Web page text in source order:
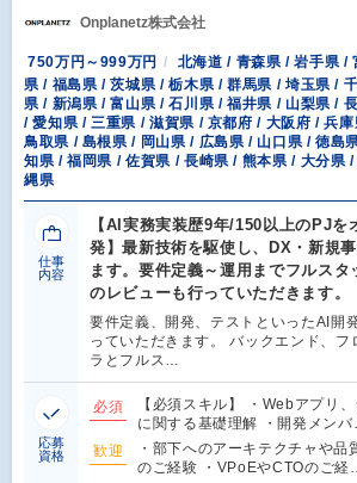
Onplanetz株式会社
750万円～999万円
北海道 / 青森県 / 岩手県 /
県 / 福島県 / 茨城県 / 栃木県 / 群馬県 / 埼玉県 /
県 / 新潟県 / 富山県 / 石川県 / 福井県 / 山梨県 /
/ 愛知県 / 三重県 / 滋賀県 / 京都府 / 大阪府 / 兵
鳥取県 / 島根県 / 岡山県 / 広島県 / 山口県 / 徳島
知県 / 福岡県 / 佐賀県 / 長崎県 / 熊本県 / 大分県
縄県
仕事
内容
【AI実務実装歴9年/150以上のPJを
発】最新技術を駆使し、DX・新規
ます。要件定義～運用までフルスタ
のレビューも行っていただきます。
要件定義、開発、テストといったAI開
っていただきます。 バックエンド、フ
ラとフルス…
応募
資格
必須
【必須スキル】 ・Webアプリ
に関する基礎理解 ・開発メン
歓迎
・部下へのアーキテクチャや品
のご経験 ・VPoEやCTOのご経